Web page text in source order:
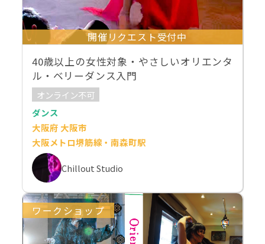
開催リクエスト受付中
40歳以上の女性対象・やさしいオリエンタ
ル・ベリーダンス入門
オンライン不可
ダンス
大阪府 大阪市
大阪メトロ堺筋線・南森町駅
Chillout Studio
ワークショップ